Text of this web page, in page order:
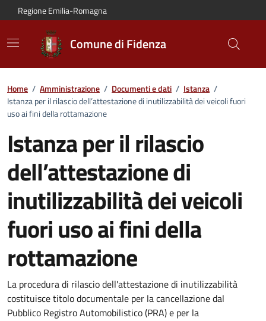
Vai al contenuto principale
Vai alla navigazione del sito
Vai al piede di pagina
Regione Emilia-Romagna
Comune di Fidenza
Home / Amministrazione / Documenti e dati / Istanza /
Istanza per il rilascio dell’attestazione di inutilizzabilità dei veicoli fuori
uso ai fini della rottamazione
Istanza per il rilascio
dell’attestazione di
inutilizzabilità dei veicoli
fuori uso ai fini della
rottamazione
La procedura di rilascio dell'attestazione di inutilizzabilità
costituisce titolo documentale per la cancellazione dal
Pubblico Registro Automobilistico (PRA) e per la